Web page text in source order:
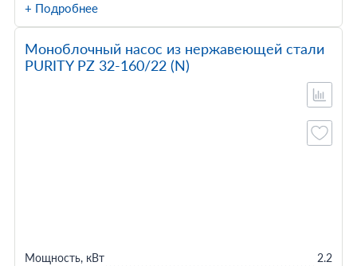
+ Подробнее
Моноблочный насос из нержавеющей стали
PURITY PZ 32-160/22 (N)
Мощность, кВт 2.2